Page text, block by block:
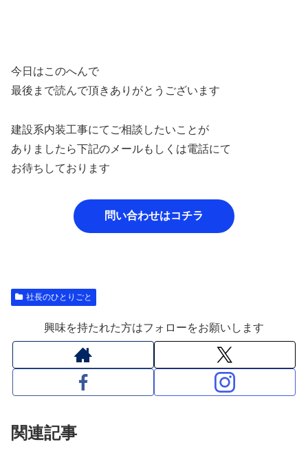
今日はこのへんで
最後まで読んで頂きありがとうございます
建設系内装工事にてご相談したいことが
ありましたら下記のメールもしくは電話にて
お待ちしております
問い合わせはコチラ
社長のひとりごと
興味を持たれた方はフォローをお願いします
関連記事